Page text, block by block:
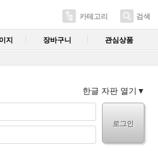
카테고리 검색
지 장바구니 관심상품
한글 자판 열기
로그인